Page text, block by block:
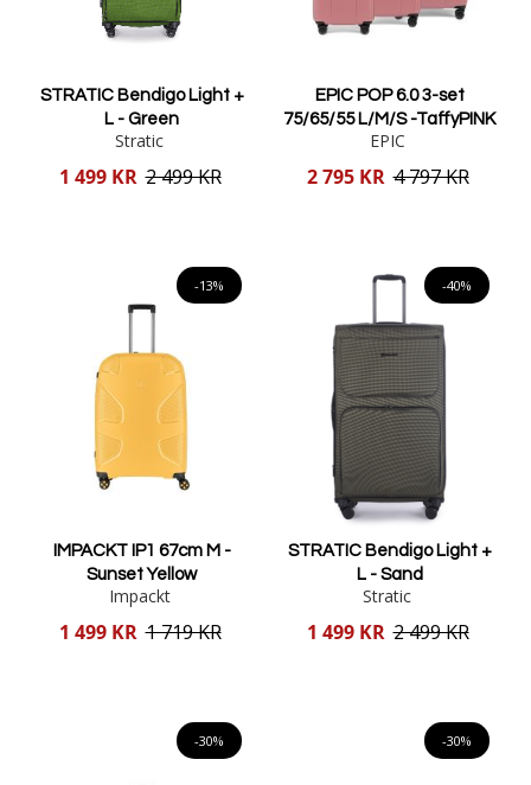
STRATIC Bendigo Light +
L - Green
Stratic
Reducerat
1 499 KR 2 499 KR
EPIC POP 6.0 3-set
75/65/55 L/M/S -TaffyPINK
EPIC
Reducerat
2 795 KR 4 797 KR
-13%
IMPACKT IP1 67cm M -
Sunset Yellow
Impackt
Reducerat
1 499 KR 1 719 KR
-40%
STRATIC Bendigo Light +
L - Sand
Stratic
Reducerat
1 499 KR 2 499 KR
-30% -30%